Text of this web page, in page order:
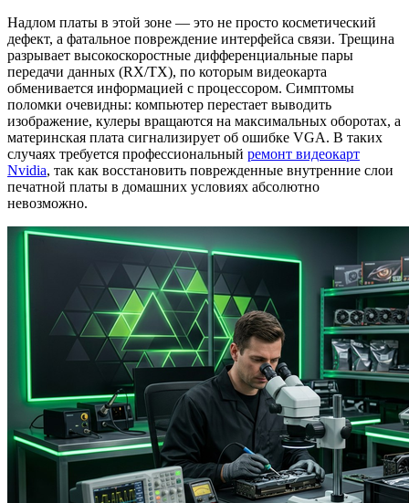
Надлом платы в этой зоне — это не просто косметический
дефект, а фатальное повреждение интерфейса связи. Трещина
разрывает высокоскоростные дифференциальные пары
передачи данных (RX/TX), по которым видеокарта
обменивается информацией с процессором. Симптомы
поломки очевидны: компьютер перестает выводить
изображение, кулеры вращаются на максимальных оборотах, а
материнская плата сигнализирует об ошибке VGA. В таких
случаях требуется профессиональный ремонт видеокарт
Nvidia, так как восстановить поврежденные внутренние слои
печатной платы в домашних условиях абсолютно
невозможно.